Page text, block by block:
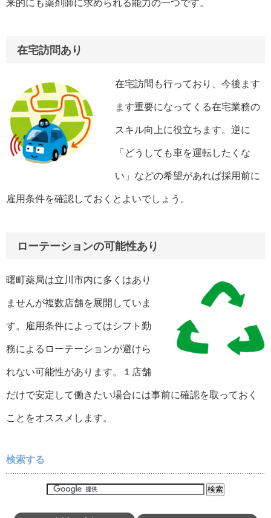
来的にも薬剤師に求められる能力の一つです。
在宅訪問あり
在宅訪問も行っており、今後ます
ます重要になってくる在宅業務の
スキル向上に役立ちます。逆に
「どうしても車を運転したくな
い」などの希望があれば採用前に
雇用条件を確認しておくとよいでしょう。
ローテーションの可能性あり
曙町薬局は立川市内に多くはあり
ませんが複数店舗を展開していま
す。雇用条件によってはシフト勤
務によるローテーションが避けら
れない可能性があります。１店舗
だけで安定して働きたい場合には事前に確認を取っておく
ことをオススメします。
検索する